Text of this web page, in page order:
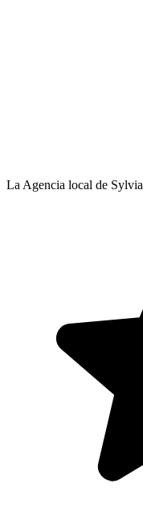
La Agencia local de Sylvia